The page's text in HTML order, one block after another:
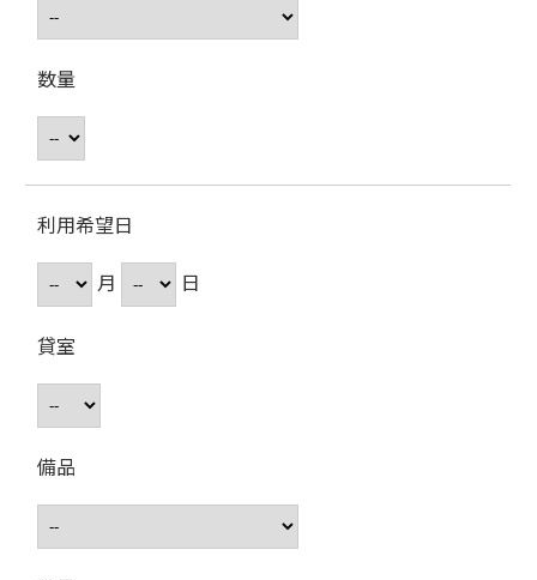
数量
利用希望日
月
日
貸室
備品